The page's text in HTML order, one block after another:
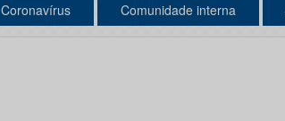
Coronavírus Comunidade interna